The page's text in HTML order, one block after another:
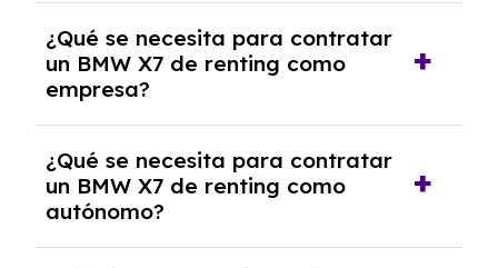
y, en algunos casos, una consulta de solvencia
crediticia y un pago inicial.
¿Qué se necesita para contratar
un BMW X7 de renting como
empresa?
documentación financiera y, en algunos
casos, un informe de solvencia de la empresa
y un pago inicial.
¿Qué se necesita para contratar
un BMW X7 de renting como
autónomo?